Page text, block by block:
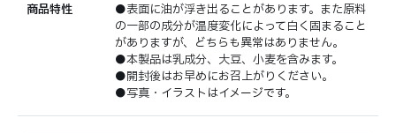
商品特性
●表面に油が浮き出ることがあります。また原料
の一部の成分が温度変化によって白く固まること
がありますが、どちらも異常はありません。
●本製品は乳成分、大豆、小麦を含みます。
●開封後はお早めにお召上がりください。
●写真・イラストはイメージです。